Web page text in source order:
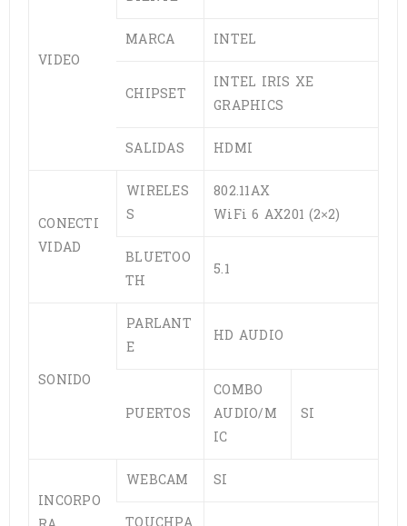
VIDEO
MARCA
INTEL
CHIPSET
INTEL IRIS XE
GRAPHICS
SALIDAS
HDMI
CONECTI
VIDAD
WIRELES
S
802.11AX
WiFi 6 AX201 (2×2)
BLUETOO
TH
5.1
SONIDO
PARLANT
E
HD AUDIO
PUERTOS
COMBO
AUDIO/M
IC
SI
INCORPO
WEBCAM
SI